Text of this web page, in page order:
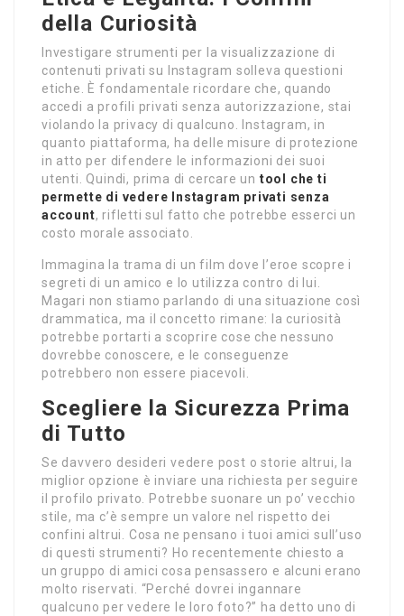
della Curiosità
Investigare strumenti per la visualizzazione di
contenuti privati su Instagram solleva questioni
etiche. È fondamentale ricordare che, quando
accedi a profili privati senza autorizzazione, stai
violando la privacy di qualcuno. Instagram, in
quanto piattaforma, ha delle misure di protezione
in atto per difendere le informazioni dei suoi
utenti. Quindi, prima di cercare un tool che ti
permette di vedere Instagram privati senza
account, rifletti sul fatto che potrebbe esserci un
costo morale associato.
Immagina la trama di un film dove l’eroe scopre i
segreti di un amico e lo utilizza contro di lui.
Magari non stiamo parlando di una situazione così
drammatica, ma il concetto rimane: la curiosità
potrebbe portarti a scoprire cose che nessuno
dovrebbe conoscere, e le conseguenze
potrebbero non essere piacevoli.
Scegliere la Sicurezza Prima
di Tutto
Se davvero desideri vedere post o storie altrui, la
miglior opzione è inviare una richiesta per seguire
il profilo privato. Potrebbe suonare un po’ vecchio
stile, ma c’è sempre un valore nel rispetto dei
confini altrui. Cosa ne pensano i tuoi amici sull’uso
di questi strumenti? Ho recentemente chiesto a
un gruppo di amici cosa pensassero e alcuni erano
molto riservati. “Perché dovrei ingannare
qualcuno per vedere le loro foto?” ha detto uno di